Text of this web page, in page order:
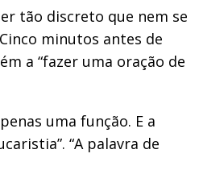
tão discreto que nem se
minutos antes de
a “fazer uma oração de
uma função. E a
“A palavra de